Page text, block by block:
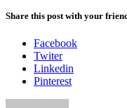
Share this post with your
Facebook
Twiter
Linkedin
Pinterest